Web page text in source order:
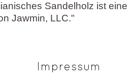
Sandelholz ist eine
Jawmin, LLC."
Impressum